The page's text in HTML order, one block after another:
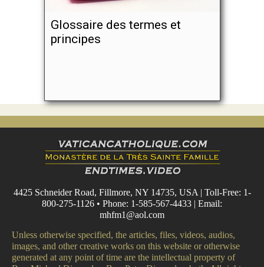
Glossaire des termes et
principes
4425 Schneider Road, Fillmore, NY 14735, USA | Toll-Free: 1-
800-275-1126 • Phone: 1-585-567-4433 | Email:
mhfm1@aol.com
Unless otherwise specified, the articles, files, videos, audios,
images, and other creative works on this website or otherwise
generated at any point of time are the intellectual property of